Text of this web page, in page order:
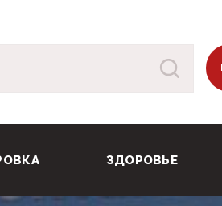
ЗДОРОВЬЕ